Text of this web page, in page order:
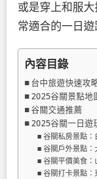
或是穿上和服
常適合的一日遊
內容目錄
台中旅遊快速攻
2025谷關景點地
谷關交通推薦
2025谷關一日遊
谷關私房景點：
谷關戶外景點
谷關平價美食
谷關打卡景點